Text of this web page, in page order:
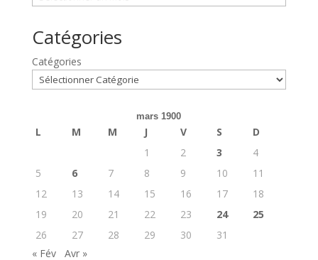
Catégories
Catégories
mars 1900
L M M J V S
D
1
2 3
4
5
6 7 8 9 10
11
12
13 14 15 16 17
18
19
20 21 22 23 24
25
26
27 28 29 30
31
« Fév
Avr »